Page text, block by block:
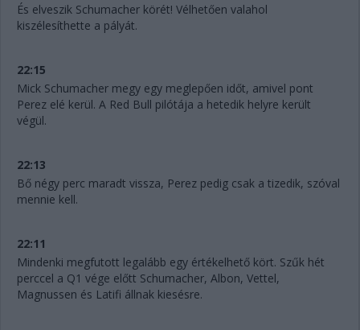
És elveszik Schumacher körét! Vélhetően valahol
kiszélesíthette a pályát.
22:15
Mick Schumacher megy egy meglepően időt, amivel pont
Perez elé kerül. A Red Bull pilótája a hetedik helyre került
végül.
22:13
Bő négy perc maradt vissza, Perez pedig csak a tizedik, szóval
mennie kell.
22:11
Mindenki megfutott legalább egy értékelhető kört. Szűk hét
perccel a Q1 vége előtt Schumacher, Albon, Vettel,
Magnussen és Latifi állnak kiesésre.